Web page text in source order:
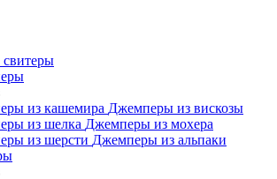
из кашемира Джемперы из вискозы
из шелка Джемперы из мохера
из шерсти Джемперы из альпаки